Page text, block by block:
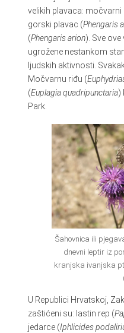
velikih plavaca: močvarni
gorski plavac (Phengaris
(Phengaris arion). Sve ove
ugrožene nestankom
ljudskih aktivnosti.
Močvarnu riđu (
(Euplagia quadripunctaria)
Park.
Šahovnica ili
dnevni leptir iz
kranjska ivanjska
U Republici Hrvatskoj,
zaštićeni su: lastin rep (
jedarce (Iphlicides